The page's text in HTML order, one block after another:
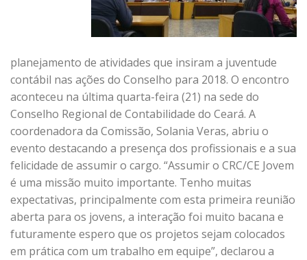
planejamento de atividades que insiram a juventude
contábil nas ações do Conselho para 2018. O encontro
aconteceu na última quarta-feira (21) na sede do
Conselho Regional de Contabilidade do Ceará. A
coordenadora da Comissão, Solania Veras, abriu o
evento destacando a presença dos profissionais e a sua
felicidade de assumir o cargo. “Assumir o CRC/CE Jovem
é uma missão muito importante. Tenho muitas
expectativas, principalmente com esta primeira reunião
aberta para os jovens, a interação foi muito bacana e
futuramente espero que os projetos sejam colocados
em prática com um trabalho em equipe”, declarou a